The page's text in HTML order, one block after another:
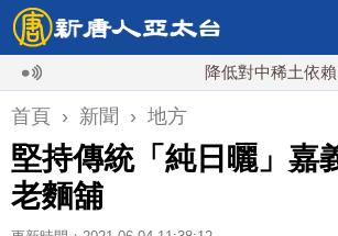
降低對中稀土依賴 川普
首頁 › 新聞 › 地方
堅持傳統「純日曬」嘉
老麵舖